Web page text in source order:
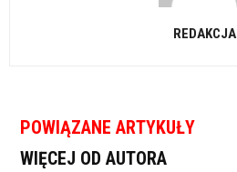
REDAKCJA
POWIĄZANE ARTYKUŁY
WIĘCEJ OD AUTORA